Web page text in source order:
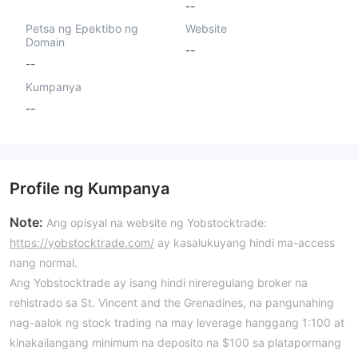
--
Petsa ng Epektibo ng
Domain
--
Website
--
Kumpanya
--
Profile ng Kumpanya
Note: Ang opisyal na website ng Yobstocktrade:
https://yobstocktrade.com/ ay kasalukuyang hindi ma-access
nang normal.
Ang Yobstocktrade ay isang hindi nireregulang broker na
rehistrado sa St. Vincent and the Grenadines, na pangunahing
nag-aalok ng stock trading na may leverage hanggang 1:100 at
kinakailangang minimum na deposito na $100 sa platapormang